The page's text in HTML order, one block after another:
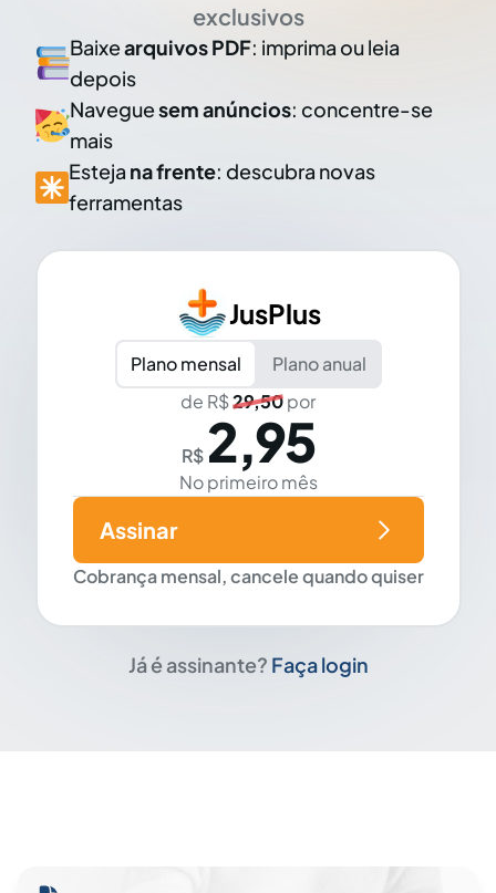
exclusivos
Baixearquivos PDF: imprima ou leia
depois
Naveguesem anúncios: concentre-se
mais
Esteja na frente: descubra novas
ferramentas
JusPlus
Plano mensal
Plano anual
de R$29,50por
R$ 2,95
No primeiro mês
Cobrança mensal, cancele quando quiser
Assinar
Já é assinante? Faça login